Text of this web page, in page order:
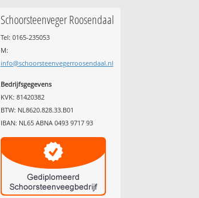
Schoorsteenveger Roosendaal
Tel: 0165-235053
M:
info@schoorsteenvegerroosendaal.nl
Bedrijfsgegevens
KVK: 81420382
BTW: NL8620.828.33.B01
IBAN: NL65 ABNA 0493 9717 93